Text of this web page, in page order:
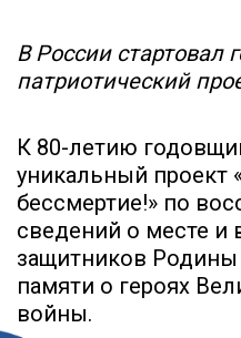
В России стартовал
патриотический
К 80-летию
уникальный проект
бессмертие!» по
сведений о месте и
защитников
памяти о героях
войны.